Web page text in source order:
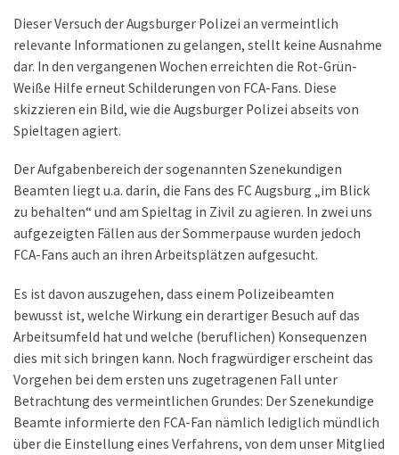
Dieser Versuch der Augsburger Polizei an vermeintlich
relevante Informationen zu gelangen, stellt keine Ausnahme
dar. In den vergangenen Wochen erreichten die Rot-Grün-
Weiße Hilfe erneut Schilderungen von FCA-Fans. Diese
skizzieren ein Bild, wie die Augsburger Polizei abseits von
Spieltagen agiert.
Der Aufgabenbereich der sogenannten Szenekundigen
Beamten liegt u.a. darin, die Fans des FC Augsburg „im Blick
zu behalten“ und am Spieltag in Zivil zu agieren. In zwei uns
aufgezeigten Fällen aus der Sommerpause wurden jedoch
FCA-Fans auch an ihren Arbeitsplätzen aufgesucht.
Es ist davon auszugehen, dass einem Polizeibeamten
bewusst ist, welche Wirkung ein derartiger Besuch auf das
Arbeitsumfeld hat und welche (beruflichen) Konsequenzen
dies mit sich bringen kann. Noch fragwürdiger erscheint das
Vorgehen bei dem ersten uns zugetragenen Fall unter
Betrachtung des vermeintlichen Grundes: Der Szenekundige
Beamte informierte den FCA-Fan nämlich lediglich mündlich
über die Einstellung eines Verfahrens, von dem unser Mitglied